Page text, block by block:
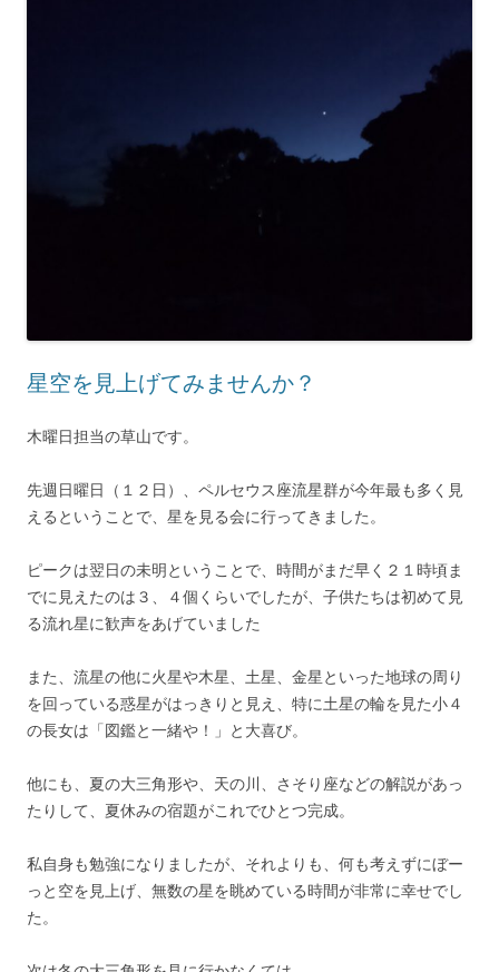
星空を見上げてみませんか？
木曜日担当の草山です。
先週日曜日（１２日）、ペルセウス座流星群が今年最も多く見
えるということで、星を見る会に行ってきました。
ピークは翌日の未明ということで、時間がまだ早く２１時頃ま
でに見えたのは３、４個くらいでしたが、子供たちは初めて見
る流れ星に歓声をあげていました
また、流星の他に火星や木星、土星、金星といった地球の周り
を回っている惑星がはっきりと見え、特に土星の輪を見た小４
の長女は「図鑑と一緒や！」と大喜び。
他にも、夏の大三角形や、天の川、さそり座などの解説があっ
たりして、夏休みの宿題がこれでひとつ完成。
私自身も勉強になりましたが、それよりも、何も考えずにぼー
っと空を見上げ、無数の星を眺めている時間が非常に幸せでし
た。